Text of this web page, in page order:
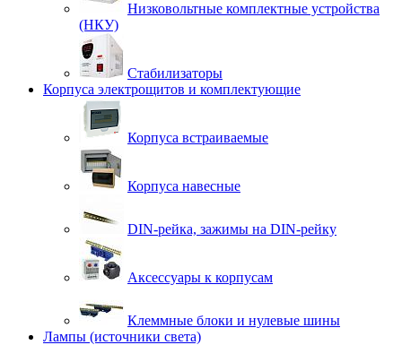
Низковольтные комплектные устройства
(НКУ)
Стабилизаторы
Корпуса электрощитов и комплектующие
Корпуса встраиваемые
Корпуса навесные
DIN-рейка, зажимы на DIN-рейку
Аксессуары к корпусам
Клеммные блоки и нулевые шины
Лампы (источники света)